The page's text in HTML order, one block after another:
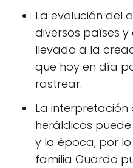
La evolución del
diversos países
llevado a la
que hoy en día
rastrear.
La interpretación
heráldicos
y la época, por
familia Guardo